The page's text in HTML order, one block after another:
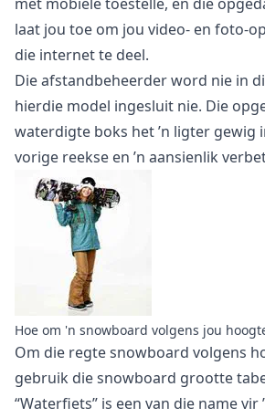
laat jou toe om jou video- en foto-
die internet te deel.
Die afstandbeheerder word nie in
hierdie model ingesluit nie. Die
waterdigte boks het ’n ligter gewig
vorige reekse en ’n aansienlik
Hoe om 'n snowboard volgens jou
Om die regtesnowboard volgens
gebruik die snowboard grootte
“Waterfiets” is een van die name vir